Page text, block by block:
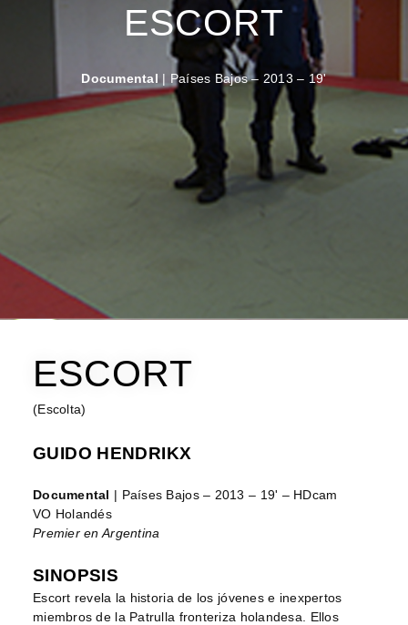
ESCORT
Documental | Países Bajos – 2013 – 19'
ESCORT
(Escolta)
GUIDO HENDRIKX
Documental
| Países Bajos – 2013 – 19' – HDcam
VO Holandés
Premier en Argentina
SINOPSIS
Escort revela la historia de los jóvenes e inexpertos
miembros de la Patrulla fronteriza holandesa. Ellos